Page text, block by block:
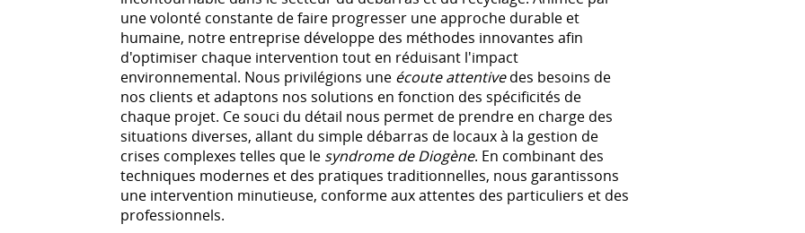
une volonté constante de faire progresser une approche durable et
humaine, notre entreprise développe des méthodes innovantes afin
d'optimiser chaque intervention tout en réduisant l'impact
environnemental. Nous privilégions une écoute attentivedes besoins de
nos clients et adaptons nos solutions en fonction des spécificités de
chaque projet. Ce souci du détail nous permet de prendre en charge des
situations diverses, allant du simple débarras de locaux à la gestion de
crises complexes telles que le syndrome de Diogène. En combinant des
techniques modernes et des pratiques traditionnelles, nous garantissons
une intervention minutieuse, conforme aux attentes des particuliers et des
professionnels.